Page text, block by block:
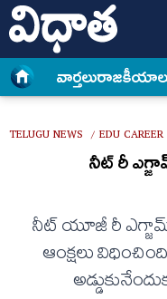
వార్త‌లు
TELUGU NEWS / EDU CAREER
నీట్ రీ
నీట్ యూజీ రీ
ఆంక్షలు